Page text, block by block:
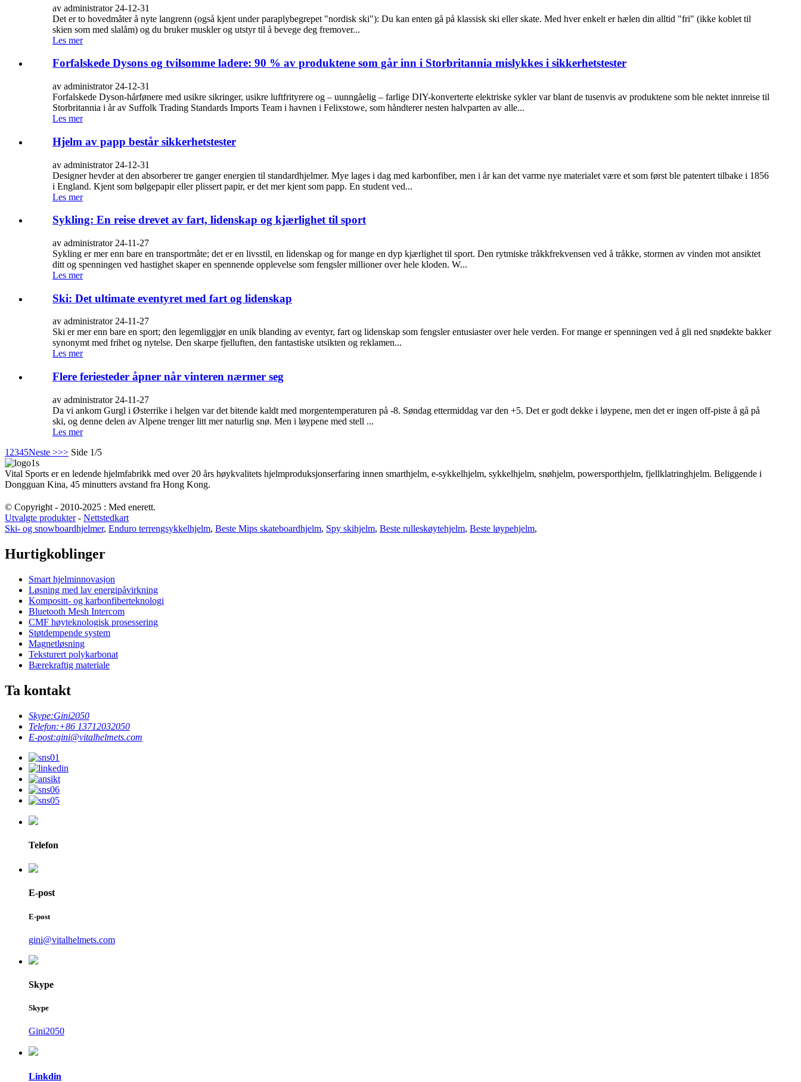
av administrator 24-12-31
Det er to hovedmåter å nyte langrenn (også kjent under paraplybegrepet "nordisk ski"): Du kan enten gå på klassisk ski eller skate. Med hver enkelt er hælen din alltid "fri" (ikke koblet til
skien som med slalåm) og du bruker muskler og utstyr til å bevege deg fremover...
Les mer
Forfalskede Dysons og tvilsomme ladere: 90 % av produktene som går inn i Storbritannia mislykkes i sikkerhetstester
av administrator 24-12-31
Forfalskede Dyson-hårfønere med usikre sikringer, usikre luftfrityrere og – uunngåelig – farlige DIY-konverterte elektriske sykler var blant de tusenvis av produktene som ble nektet innreise til
Storbritannia i år av Suffolk Trading Standards Imports Team i havnen i Felixstowe, som håndterer nesten halvparten av alle...
Les mer
Hjelm av papp består sikkerhetstester
av administrator 24-12-31
Designer hevder at den absorberer tre ganger energien til standardhjelmer. Mye lages i dag med karbonfiber, men i år kan det varme nye materialet være et som først ble patentert tilbake i 1856
i England. Kjent som bølgepapir eller plissert papir, er det mer kjent som papp. En student ved...
Les mer
Sykling: En reise drevet av fart, lidenskap og kjærlighet til sport
av administrator 24-11-27
Sykling er mer enn bare en transportmåte; det er en livsstil, en lidenskap og for mange en dyp kjærlighet til sport. Den rytmiske tråkkfrekvensen ved å tråkke, stormen av vinden mot ansiktet
ditt og spenningen ved hastighet skaper en spennende opplevelse som fengsler millioner over hele kloden. W...
Les mer
Ski: Det ultimate eventyret med fart og lidenskap
av administrator 24-11-27
Ski er mer enn bare en sport; den legemliggjør en unik blanding av eventyr, fart og lidenskap som fengsler entusiaster over hele verden. For mange er spenningen ved å gli ned snødekte bakker
synonymt med frihet og nytelse. Den skarpe fjelluften, den fantastiske utsikten og reklamen...
Les mer
Flere feriesteder åpner når vinteren nærmer seg
av administrator 24-11-27
Da vi ankom Gurgl i Østerrike i helgen var det bitende kaldt med morgentemperaturen på -8. Søndag ettermiddag var den +5. Det er godt dekke i løypene, men det er ingen off-piste å gå på
ski, og denne delen av Alpene trenger litt mer naturlig snø. Men i løypene med stell ...
Les mer
1 2345Neste >>> Side 1/5
Vital Sports er en ledende hjelmfabrikk med over 20 års høykvalitets hjelmproduksjonserfaring innen smarthjelm, e-sykkelhjelm, sykkelhjelm, snøhjelm, powersporthjelm, fjellklatringhjelm. Beliggende i
Dongguan Kina, 45 minutters avstand fra Hong Kong.
© Copyright - 2010-2025 : Med enerett.
Utvalgte produkter- Nettstedkart
Ski- og snowboardhjelmer, Enduro terrengsykkelhjelm, Beste Mips skateboardhjelm, Spy skihjelm, Beste rulleskøytehjelm, Beste løypehjelm,
Hurtigkoblinger
Smart hjelminnovasjon
Løsning med lav energipåvirkning
Kompositt- og karbonfiberteknologi
Bluetooth Mesh Intercom
CMF høyteknologisk prosessering
Støtdempende system
Magnetløsning
Teksturert polykarbonat
Bærekraftig materiale
Ta kontakt
Skype:Gini2050
Telefon:+86 13712032050
E-post:gini@vitalhelmets.com
Telefon
E-post
E-post
gini@vitalhelmets.com
Skype
Skype
Gini2050
Linkdin